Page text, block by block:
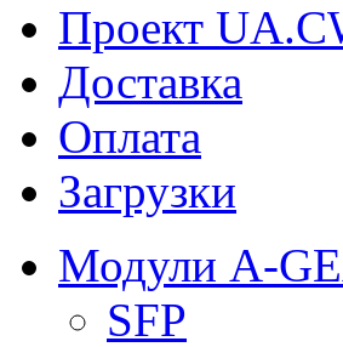
Проект
Доставка
Оплата
Загрузки
Модули A-
SFP